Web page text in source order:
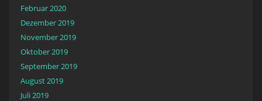
Februar 2020
Dezember 2019
November 2019
Oktober 2019
September 2019
August 2019
Juli 2019